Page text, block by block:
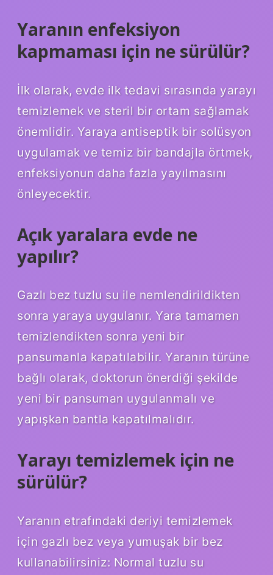
Yaranın enfeksiyon
kapmaması için ne sürülür?
İlk olarak, evde ilk tedavi sırasında yarayı
temizlemek ve steril bir ortam sağlamak
önemlidir. Yaraya antiseptik bir solüsyon
uygulamak ve temiz bir bandajla örtmek,
enfeksiyonun daha fazla yayılmasını
önleyecektir.
Açık yaralara evde ne
yapılır?
Gazlı bez tuzlu su ile nemlendirildikten
sonra yaraya uygulanır. Yara tamamen
temizlendikten sonra yeni bir
pansumanla kapatılabilir. Yaranın türüne
bağlı olarak, doktorun önerdiği şekilde
yeni bir pansuman uygulanmalı ve
yapışkan bantla kapatılmalıdır.
Yarayı temizlemek için ne
sürülür?
Yaranın etrafındaki deriyi temizlemek
için gazlı bez veya yumuşak bir bez
kullanabilirsiniz: Normal tuzlu su